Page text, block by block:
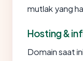
mutlak yang
Hosting &
Domain saat